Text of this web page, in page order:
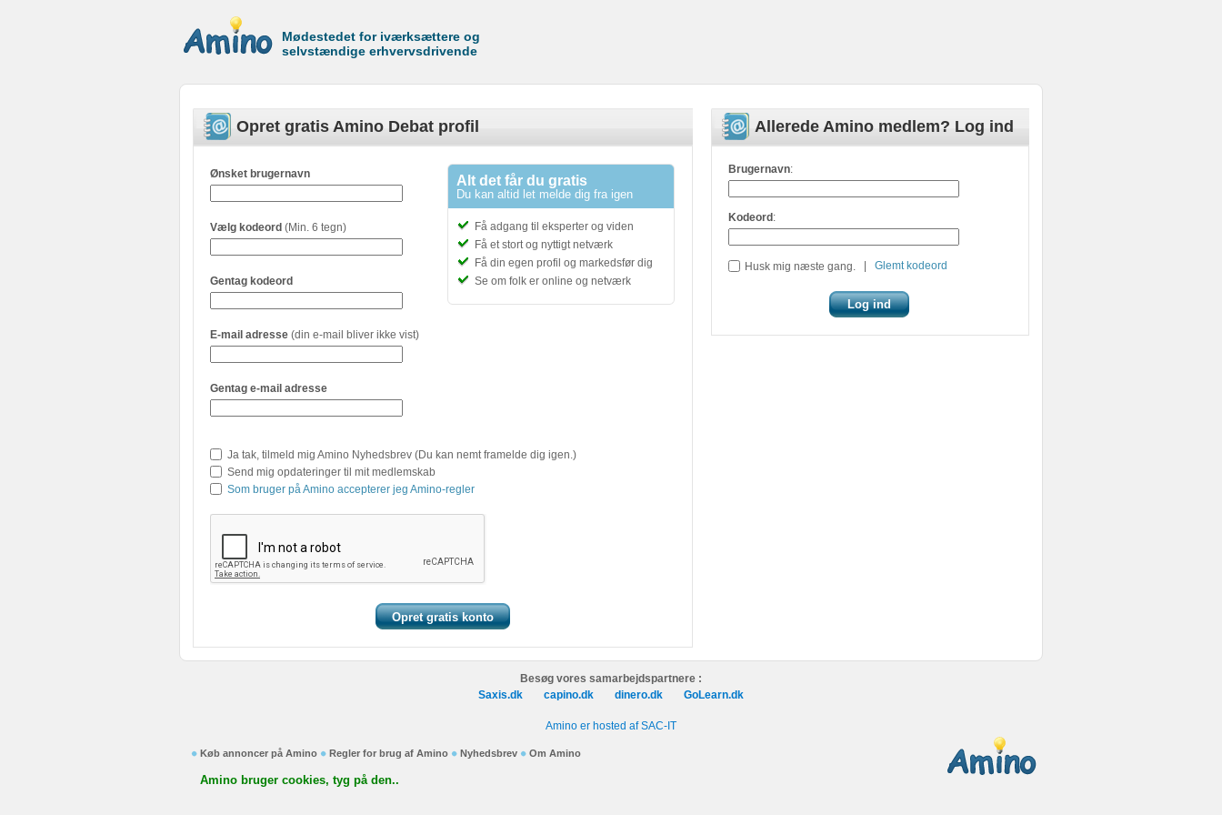
Mødestedet for iværksættere og
selvstændige erhvervsdrivende
Allerede Amino medlem? Log ind
Brugernavn:
Kodeord :
Husk mig næste gang. Glemt kodeord
Opret gratis Amino Debat profil
Alt det får du gratis
Du kan altid let melde dig fra igen
Få adgang til eksperter og viden
Få et stort og nyttigt netværk
Få din egen profil og markedsfør dig
Se om folk er online og netværk
Ønsket brugernavn
Vælg kodeord (Min. 6 tegn)
Gentag kodeord
E-mail adresse (din e-mail bliver ikke vist)
Gentag e-mail adresse
Ja tak, tilmeld mig Amino Nyhedsbrev (Du kan nemt framelde dig igen.)
Send mig opdateringer til mit medlemskab
Som bruger på Amino accepterer jeg Amino-regler
Besøg vores samarbejdspartnere :
Saxis.dk
capino.dk dinero.dk GoLearn.dk
Amino er hosted af SAC-IT
Køb annoncer på Amino Regler for brug af Amino Nyhedsbrev Om Amino
Amino bruger cookies, tyg på den..